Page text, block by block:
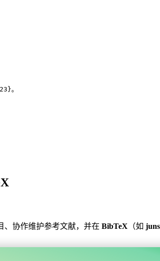
}。
、协作维护参考文献，并在 BibTeX （如